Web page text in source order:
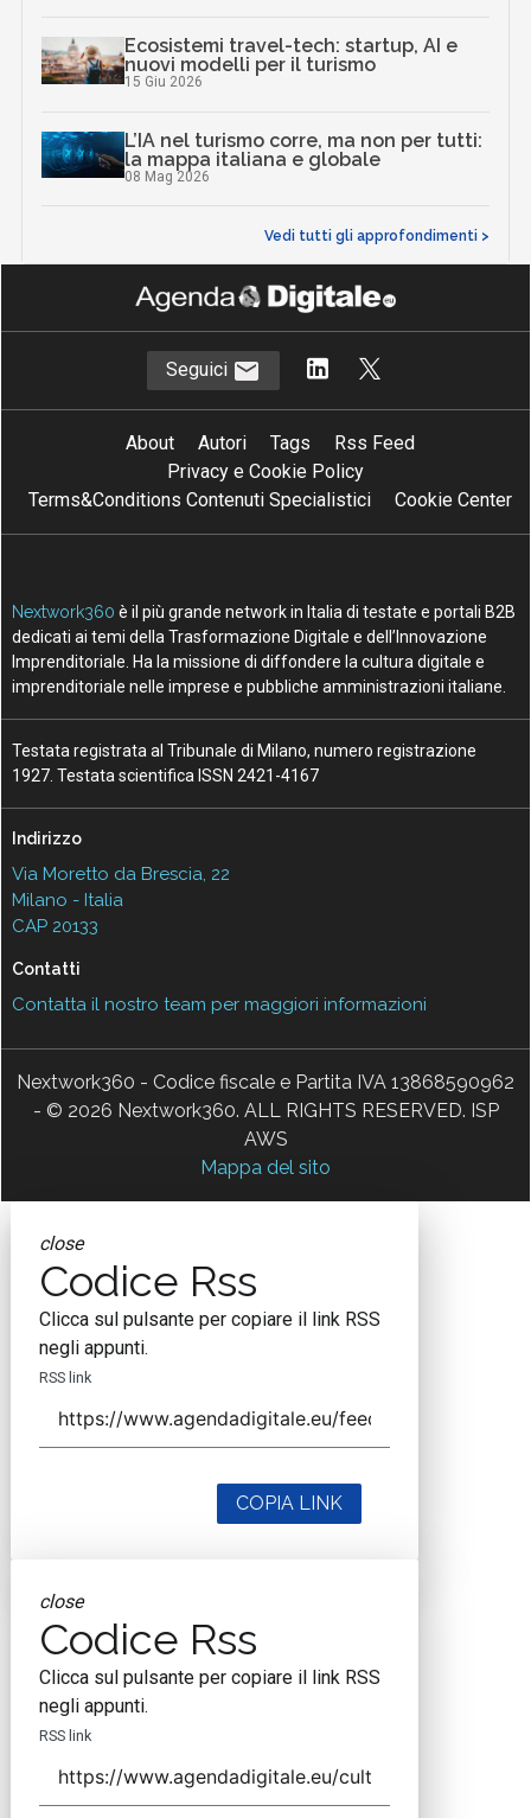
Ecosistemi travel-tech: startup, AI e
nuovi modelli per il turismo
15 Giu 2026
L’IA nel turismo corre, ma non per tutti:
la mappa italiana e globale
08 Mag 2026
Vedi tutti gli approfondimenti >
Seguici
About Autori Tags
Rss Feed
Privacy e Cookie Policy
Terms&Conditions Contenuti Specialistici
Cookie Center
Nextwork360 è il più grande network in Italia di testate e portali B2B
dedicati ai temi della Trasformazione Digitale e dell’Innovazione
Imprenditoriale. Ha la missione di diffondere la cultura digitale e
imprenditoriale nelle imprese e pubbliche amministrazioni italiane.
Testata registrata al Tribunale di Milano, numero registrazione
1927. Testata scientifica ISSN 2421-4167
Indirizzo
Via Moretto da Brescia, 22
Milano - Italia
CAP 20133
Contatti
Contatta il nostro team per maggiori informazioni
Nextwork360 - Codice fiscale e Partita IVA 13868590962
- © 2026 Nextwork360. ALL RIGHTS RESERVED. ISP
AWS
Mappa del sito
close
Codice Rss
Clicca sul pulsante per copiare il link RSS
negli appunti.
RSS link
COPIA LINK
close
Codice Rss
Clicca sul pulsante per copiare il link RSS
negli appunti.
RSS link